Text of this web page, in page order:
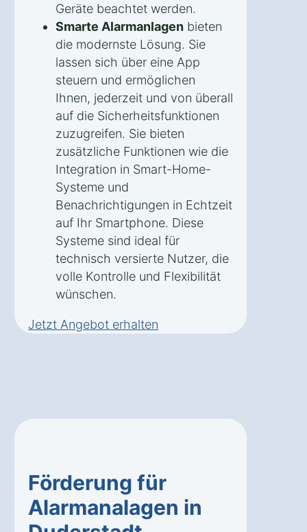
Geräte beachtet werden.
Smarte Alarmanlagen bieten
die modernste Lösung. Sie
lassen sich über eine App
steuern und ermöglichen
Ihnen, jederzeit und von überall
auf die Sicherheitsfunktionen
zuzugreifen. Sie bieten
zusätzliche Funktionen wie die
Integration in Smart-Home-
Systeme und
Benachrichtigungen in Echtzeit
auf Ihr Smartphone. Diese
Systeme sind ideal für
technisch versierte Nutzer, die
volle Kontrolle und Flexibilität
wünschen.
Jetzt Angebot erhalten
Förderung für
Alarmanalagen in